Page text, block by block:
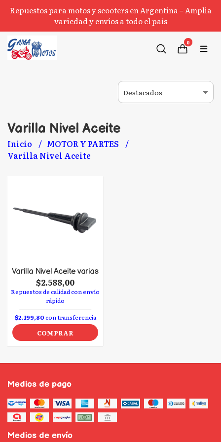
Repuestos para motos y scooters en Argentina – Amplia
variedad y envíos a todo el país
0
Varilla Nivel Aceite
Inicio
MOTOR Y PARTES
Varilla Nivel Aceite
Varilla Nivel Aceite varias
$2.588,00
Repuestos de calidad con envío
rápido
$2.199,80con transferencia
COMPRAR
Medios de pago
Medios de envío